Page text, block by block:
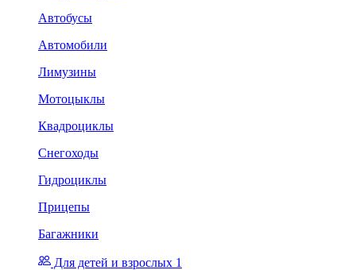
Автобусы
Автомобили
Лимузины
Мотоцыклы
Квадроциклы
Снегоходы
Гидроциклы
Прицепы
Багажники
Для детей и взрослых 1